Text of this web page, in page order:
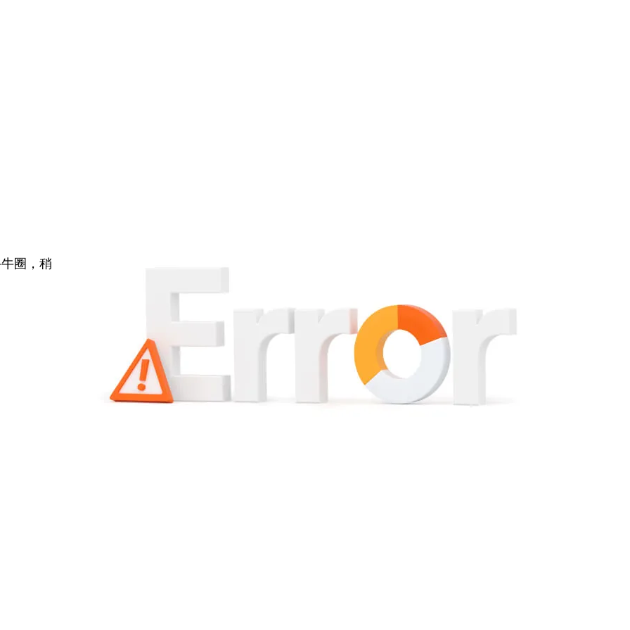
圈，稍